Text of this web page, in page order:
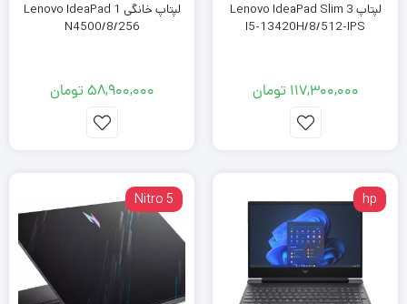
لپتاپ Lenovo IdeaPad Slim 3
I5-13420H/8/512-IPS
117,300,000 تومان
لپتاپ خانگی Lenovo IdeaPad 1
N4500/8/256
58,900,000تومان
hp
Nitro 5